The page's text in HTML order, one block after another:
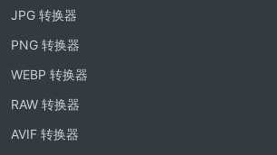
JPG 转换器
PNG 转换器
WEBP 转换器
RAW 转换器
AVIF 转换器